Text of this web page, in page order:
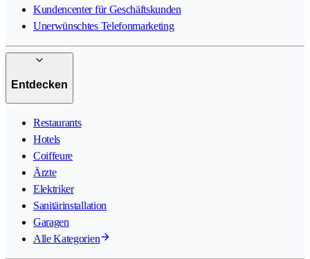
Kundencenter für Geschäftskunden
Unerwünschtes Telefonmarketing
Entdecken
Restaurants
Hotels
Coiffeure
Ärzte
Elektriker
Sanitärinstallation
Garagen
Alle Kategorien